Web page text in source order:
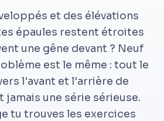
et des élévations
épaules restent étroites
une gêne devant ? Neuf
est le même : tout le
l'avant et l'arrière de
jamais une série sérieuse.
tu trouves les exercices